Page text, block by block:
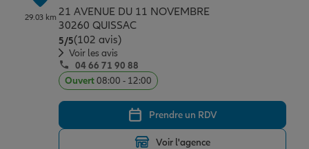
29.03 km 21 AVENUE DU 11 NOVEMBRE
30260 QUISSAC
5/5Note de 5 sur 5
(102 avis)
Voir les avis
04 66 71 90 88
Ouvert08:00 - 12:00
Prendre un RDV
Voir l'agence